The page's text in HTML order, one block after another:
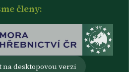
členy:
na desktopovou verzi